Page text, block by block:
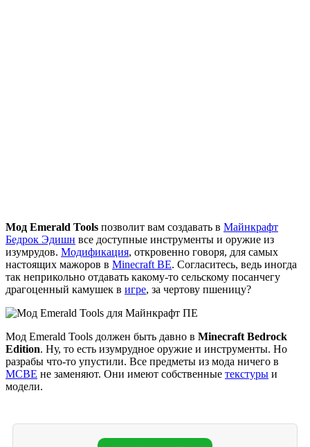
Мод Emerald Tools позволит вам создавать в Майнкрафт
Бедрок Эдишн все доступные инструменты и оружие из
изумрудов. Модификация, откровенно говоря, для самых
настоящих мажоров в Minecraft BE. Согласитесь, ведь иногда
так неприкольно отдавать какому-то сельскому посанчегу
драгоценный камушек в игре, за чертову пшеницу?
Мод Emerald Tools должен быть давно в Minecraft Bedrock
Edition. Ну, то есть изумрудное оружие и инструменты. Но
разрабы что-то упустили. Все предметы из мода ничего в
МСВЕ не заменяют. Они имеют собственные текстуры и
модели.